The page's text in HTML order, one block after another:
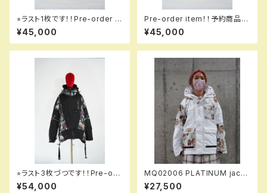
⭐︎ラスト1枚です！！Pre-order it
em！！予約商品です！！MQ075
00 EM GALAXXXY pants E
M 125 naruse em！！送料無料
¥45,000
Pre-order item！！予約商品で
す！！MQ07503 EM ＋＋＋ pa
nts EM 002 mrqw em！！送料
無料（日本国内のみ）サービス中
¥45,000
⭐︎ラスト3枚づつです！！Pre-ord
er item！！予約商品です！！MQ
07003 EM +++ jacket EM
¥54,000
MQ02006 PLATINUM jack
et II 000 white ※送料無料
（日本国内のみ）サービス中！！
¥27,500